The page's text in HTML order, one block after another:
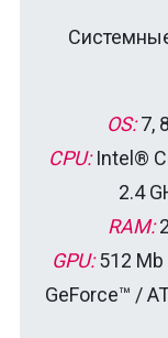
OS:7,
CPU:Intel®
2.4
RAM:
GPU:512 Mb
GeForce™ /